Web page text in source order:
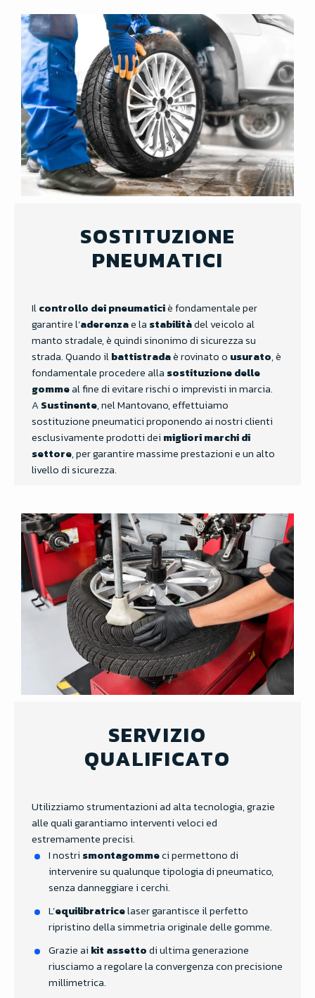
SOSTITUZIONE
PNEUMATICI
Ilcontrollo dei pneumaticiè fondamentale per
garantire l’aderenzae la stabilitàdel veicolo al
manto stradale, è quindi sinonimo di sicurezza su
strada. Quando ilbattistradaè rovinato o usurato, è
fondamentale procedere alla sostituzione delle
gommeal fine di evitare rischi o imprevisti in marcia.
A Sustinente, nel Mantovano, effettuiamo
sostituzione pneumatici proponendo ai nostri clienti
esclusivamente prodotti dei migliori marchi di
settore, per garantire massime prestazioni e un alto
livello di sicurezza.
SERVIZIO
QUALIFICATO
Utilizziamo strumentazioni ad alta tecnologia, grazie
alle quali garantiamo interventi veloci ed
estremamente precisi.
I nostri smontagommeci permettono di
intervenire su qualunque tipologia di pneumatico,
senza danneggiare i cerchi.
L’equilibratricelaser garantisce il perfetto
ripristino della simmetria originale delle gomme.
Grazie ai kit assettodi ultima generazione
riusciamo a regolare la convergenza con precisione
millimetrica.